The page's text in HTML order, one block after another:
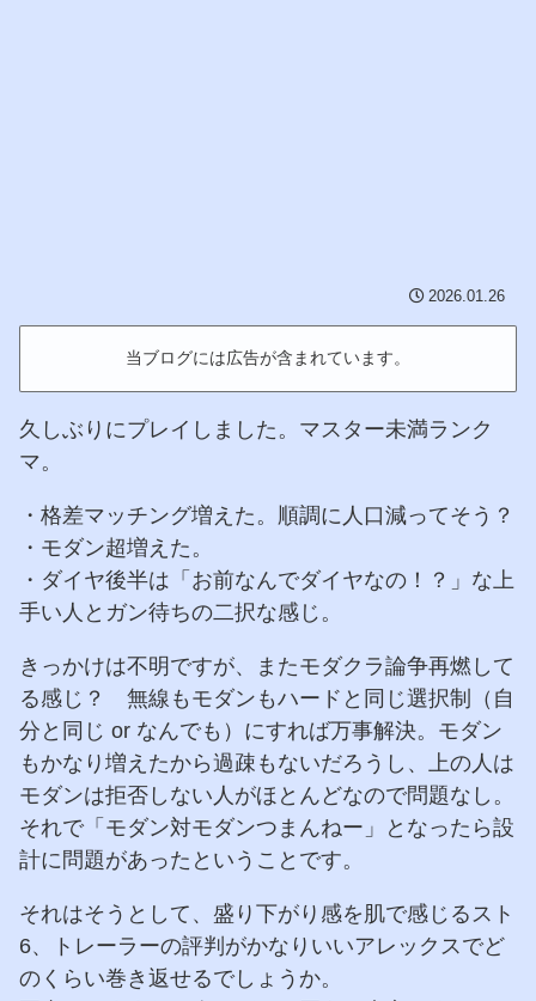
2026.01.26
当ブログには広告が含まれています。
久しぶりにプレイしました。マスター未満ランク
マ。
・格差マッチング増えた。順調に人口減ってそう？
・モダン超増えた。
・ダイヤ後半は「お前なんでダイヤなの！？」な上
手い人とガン待ちの二択な感じ。
きっかけは不明ですが、またモダクラ論争再燃して
る感じ？ 無線もモダンもハードと同じ選択制（自
分と同じ or なんでも）にすれば万事解決。モダン
もかなり増えたから過疎もないだろうし、上の人は
モダンは拒否しない人がほとんどなので問題なし。
それで「モダン対モダンつまんねー」となったら設
計に問題があったということです。
それはそうとして、盛り下がり感を肌で感じるスト
6、トレーラーの評判がかなりいいアレックスでど
のくらい巻き返せるでしょうか。